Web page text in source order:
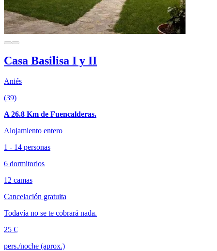
Casa Basilisa I y II
Aniés
(39)
A 26.8 Km de Fuencalderas.
Alojamiento entero
1 - 14 personas
6 dormitorios
12 camas
Cancelación gratuita
Todavía no se te cobrará nada.
25 €
pers./noche (aprox.)